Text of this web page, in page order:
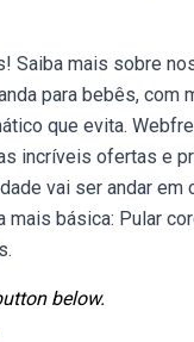
Saiba mais sobre
para bebês, com
que evita.
incríveis ofertas e
vai ser andar em
básica: Pular
below.